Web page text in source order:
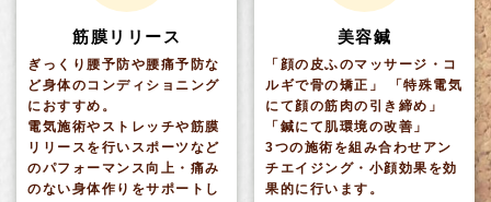
筋膜リリース
ぎっくり腰予防や腰痛予防な
ど身体のコンディショニング
におすすめ。
電気施術やストレッチや筋膜
リリースを行いスポーツなど
のパフォーマンス向上・痛み
のない身体作りをサポートし
美容鍼
「顔の皮ふのマッサージ・コ
ルギで骨の矯正」 「特殊電気
にて顔の筋肉の引き締め」
「鍼にて肌環境の改善」
3つの施術を組み合わせアン
チエイジング・小顔効果を効
果的に行います。